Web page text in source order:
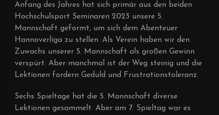
Anfang des Jahres hat sich primär aus den beiden
Hochschulsport Seminaren 2023 unsere 5.
Mannschaft geformt, um sich dem Abenteuer
Hannoverliga zu stellen. Als Verein haben wir den
Zuwachs unserer 5. Mannschaft als großen Gewinn
verspürt. Aber manchmal ist der Weg steinig und die
Lektionen fordern Geduld und Frustrationstoleranz.
Sechs Spieltage hat die 5. Mannschaft diverse
Lektionen gesammelt. Aber am 7. Spieltag war es